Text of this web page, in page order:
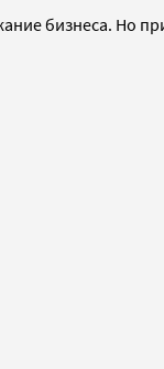
бизнеса. Но